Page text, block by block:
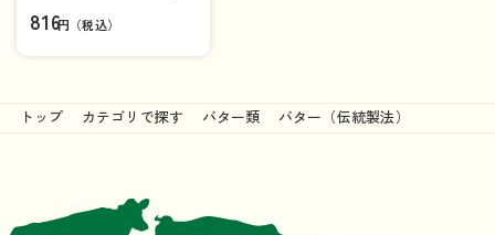
816円（税込）
トップ カテゴリで探す バター類 バター（伝統製法）